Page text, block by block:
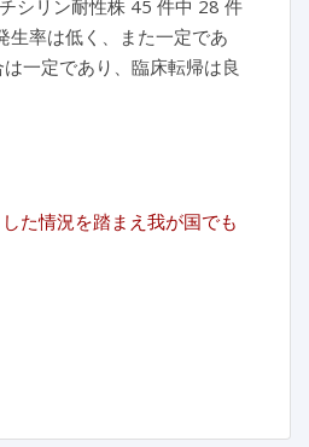
シリン耐性株 45 件中 28 件
生率は低く、また一定であ
一定であり、臨床転帰は良
た情況を踏まえ我が国でも